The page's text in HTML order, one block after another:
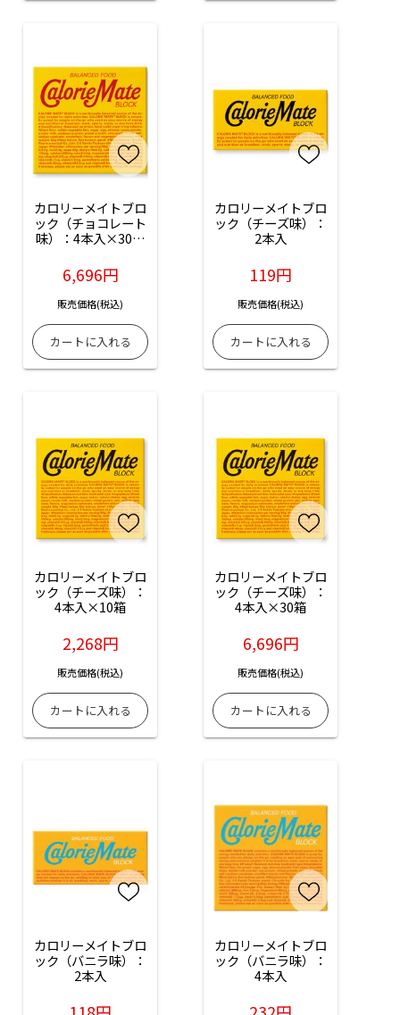
カロリーメイトブロ
ック（チョコレート
味）：4本入×30箱
6,696円
販売価格(税込)
カロリーメイトブロ
ック（チーズ味）：
2本入
119円
販売価格(税込)
カロリーメイトブロ
ック（チーズ味）：
4本入×10箱
2,268円
販売価格(税込)
カロリーメイトブロ
ック（チーズ味）：
4本入×30箱
6,696円
販売価格(税込)
カロリーメイトブロ
ック（バニラ味）：
2本入
カロリーメイトブロ
ック（バニラ味）：
4本入